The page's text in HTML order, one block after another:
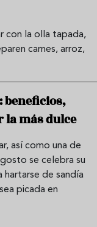
con la olla tapada,
carnes, arroz,
beneficios,
la más dulce
así como una de
se celebra su
hartarse de sandía
picada en